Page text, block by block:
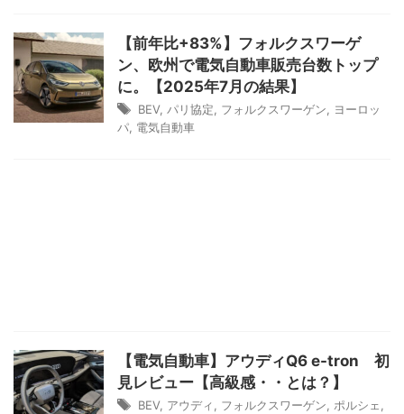
【前年比+83%】フォルクスワーゲ
ン、欧州で電気自動車販売台数トップ
に。【2025年7月の結果】
BEV, パリ協定 フォルクスワーゲン
ヨーロッ
パ 電気自動車
【電気自動車】アウディQ6 e-tron 初
見レビュー【高級感・・とは？】
BEV, アウディ フォルクスワーゲン ポルシェ